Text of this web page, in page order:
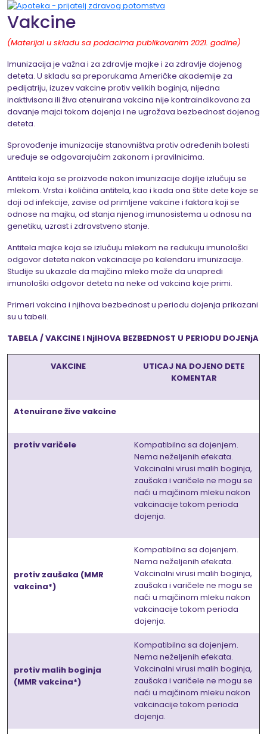
Vakcine
(Materijal u skladu sa podacima publikovanim 2021. godine)
Imunizacija je važna i za zdravlje majke i za zdravlje dojenog
deteta. U skladu sa preporukama Američke akademije za
pedijatriju, izuzev vakcine protiv velikih boginja, nijedna
inaktivisana ili živa atenuirana vakcina nije kontraindikovana za
davanje majci tokom dojenja i ne ugrožava bezbednost dojenog
deteta.
Sprovođenje imunizacije stanovništva protiv određenih bolesti
uređuje se odgovarajućim zakonom i pravilnicima.
Antitela koja se proizvode nakon imunizacije dojilje izlučuju se
mlekom. Vrsta i količina antitela, kao i kada ona štite dete koje se
doji od infekcije, zavise od primljene vakcine i faktora koji se
odnose na majku, od stanja njenog imunosistema u odnosu na
genetiku, uzrast i zdravstveno stanje.
Antitela majke koja se izlučuju mlekom ne redukuju imunološki
odgovor deteta nakon vakcinacije po kalendaru imunizacije.
Studije su ukazale da majčino mleko može da unapredi
imunološki odgovor deteta na neke od vakcina koje primi.
Primeri vakcina i njihova bezbednost u periodu dojenja prikazani
su u tabeli.
TABELA /VAKCINE I NjIHOVA BEZBEDNOST U PERIODU DOJENjA
VAKCINE
UTICAJ NA DOJENO DETE
KOMENTAR
Atenuirane žive vakcine
protiv varičele
Kompatibilna sa dojenjem.
Nema neželjenih efekata.
Vakcinalni virusi malih boginja,
zaušaka i varičele ne mogu se
naći u majčinom mleku nakon
vakcinacije tokom perioda
dojenja.
protiv zaušaka (MMR
vakcina*)
Kompatibilna sa dojenjem.
Nema neželjenih efekata.
Vakcinalni virusi malih boginja,
zaušaka i varičele ne mogu se
naći u majčinom mleku nakon
vakcinacije tokom perioda
dojenja.
protiv malih boginja
(MMR vakcina*)
Kompatibilna sa dojenjem.
Nema neželjenih efekata.
Vakcinalni virusi malih boginja,
zaušaka i varičele ne mogu se
naći u majčinom mleku nakon
vakcinacije tokom perioda
dojenja.